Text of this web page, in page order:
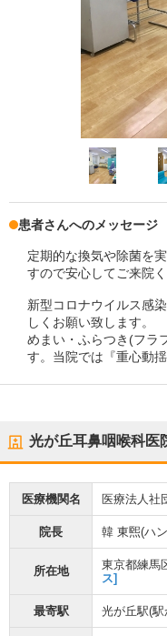
患者さんへのメッセージ
定期的な換気や除菌を
すので安心してご来院く
新型コロナウイルス感
しくお願い致します。
めまい・ふらつき(フラ
す。当院では『重心動
光が丘耳鼻咽喉科医
医療機関名 医療法人社
院長 韓 東煕(ハ
所在地 東京都練馬
ス]
最寄駅 光が丘駅(駅